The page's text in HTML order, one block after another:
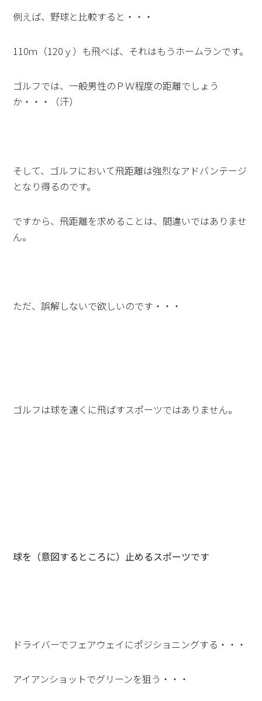
例えば、野球と比較すると・・・
110ｍ（120ｙ）も飛べば、それはもうホームランです。
ゴルフでは、一般男性のＰＷ程度の距離でしょう
か・・・（汗）
そして、ゴルフにおいて飛距離は強烈なアドバンテージ
となり得るのです。
ですから、飛距離を求めることは、間違いではありませ
ん。
ただ、誤解しないで欲しいのです・・・
ゴルフは球を遠くに飛ばすスポーツではありません。
球を（意図するところに）止めるスポーツです
ドライバーでフェアウェイにポジショニングする・・・
アイアンショットでグリーンを狙う・・・